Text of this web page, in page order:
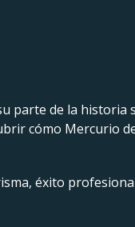
parte de la historia
cómo Mercurio
éxito